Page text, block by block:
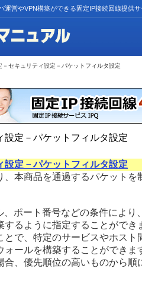
運営やVPN構築ができる固定IP接続回線提供
－セキュリティ設定－パケットフィルタ設定
設定－パケットフィルタ設定
設定－パケットフィルタ設定
、本商品を通過するパケットを
、ポート番号などの条件により
するように指定することができ
とで、特定のサービスやホスト
ォールを構築することができま
合、優先順位の高いものから順